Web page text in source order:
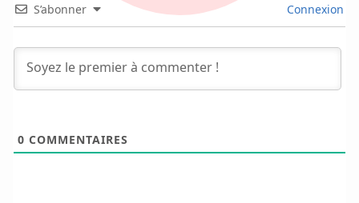
S’abonner Connexion
0 COMMENTAIRES